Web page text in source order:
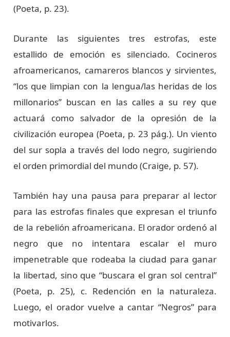
(Poeta, p. 23).
Durante las siguientes tres estrofas, este
estallido de emoción es silenciado. Cocineros
afroamericanos, camareros blancos y sirvientes,
“los que limpian con la lengua/las heridas de los
millonarios” buscan en las calles a su rey que
actuará como salvador de la opresión de la
civilización europea (Poeta, p. 23 pág.). Un viento
del sur sopla a través del lodo negro, sugiriendo
el orden primordial del mundo (Craige, p. 57).
También hay una pausa para preparar al lector
para las estrofas finales que expresan el triunfo
de la rebelión afroamericana. El orador ordenó al
negro que no intentara escalar el muro
impenetrable que rodeaba la ciudad para ganar
la libertad, sino que “buscara el gran sol central”
(Poeta, p. 25), c. Redención en la naturaleza.
Luego, el orador vuelve a cantar “Negros” para
motivarlos.